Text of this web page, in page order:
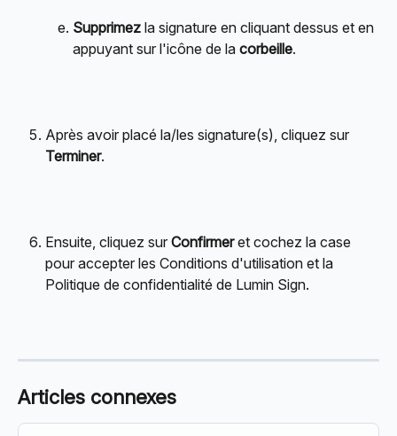
Supprimez la signature en cliquant dessus et en
appuyant sur l'icône de la corbeille.
Après avoir placé la/les signature(s), cliquez sur
Terminer.
Ensuite, cliquez sur Confirmer et cochez la case
pour accepter les Conditions d'utilisation et la
Politique de confidentialité de Lumin Sign.
Articles connexes